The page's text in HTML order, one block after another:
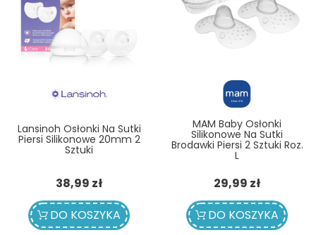
Lansinoh Osłonki Na Sutki
Piersi Silikonowe 20mm 2
Sztuki
38,99 złCena
DO KOSZYKA
MAM Baby Osłonki
Silikonowe Na Sutki
Brodawki Piersi 2 Sztuki Roz.
L
29,99 złCena
DO KOSZYKA